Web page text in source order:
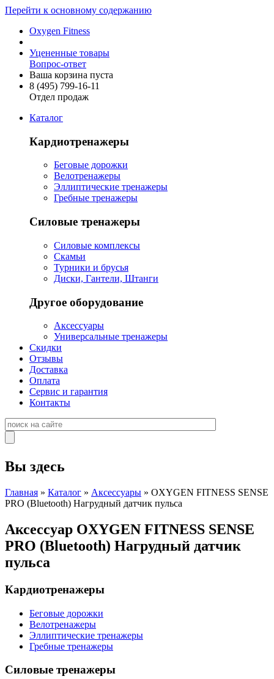
Перейти к основному содержанию
Oxygen Fitness
Уцененные товары
Вопрос-ответ
Ваша корзина пуста
8 (495) 799-16-11
Отдел продаж
Каталог
Кардиотренажеры
Беговые дорожки
Велотренажеры
Эллиптические тренажеры
Гребные тренажеры
Силовые тренажеры
Силовые комплексы
Скамьи
Турники и брусья
Диски, Гантели, Штанги
Другое оборудование
Аксессуары
Универсальные тренажеры
Скидки
Отзывы
Доставка
Оплата
Сервис и гарантия
Контакты
Вы здесь
Главная » Каталог » Аксессуары » OXYGEN FITNESS SENSE
PRO (Bluetooth) Нагрудный датчик пульса
Аксессуар OXYGEN FITNESS SENSE
PRO (Bluetooth) Нагрудный датчик
пульса
Кардиотренажеры
Беговые дорожки
Велотренажеры
Эллиптические тренажеры
Гребные тренажеры
Силовые тренажеры